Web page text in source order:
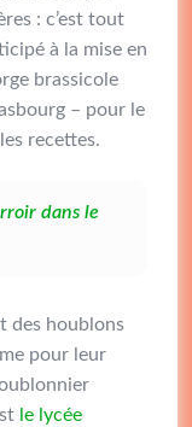
: c’est tout
à la mise en
brassicole
– pour le
recettes.
dans le
des houblons
pour leur
le lycée